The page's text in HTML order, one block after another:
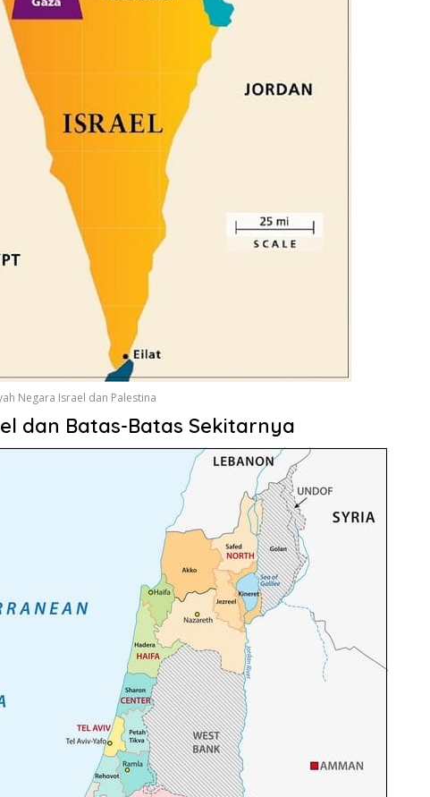
Negara Israel dan Palestina
dan Batas-Batas Sekitarnya